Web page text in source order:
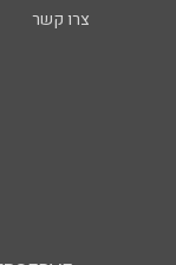
צרו קשר